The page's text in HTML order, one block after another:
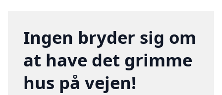
Ingen bryder sig om
at have det grimme
hus på vejen!